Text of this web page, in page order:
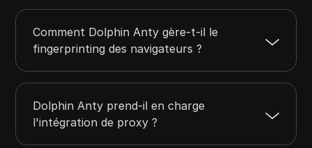
Comment Dolphin Anty gère-t-il le
fingerprinting des navigateurs ?
Dolphin Anty prend-il en charge
l'intégration de proxy ?